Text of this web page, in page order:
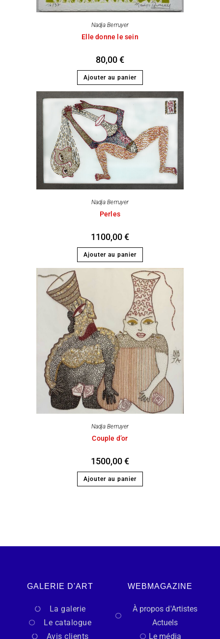
Nadja Berruyer
Elle donne le sein
80,00€
Ajouter au panier
Nadja Berruyer
Perles
1100,00€
Ajouter au panier
Nadja Berruyer
Couple d’or
1500,00€
Ajouter au panier
GALERIE D'ART
La galerie
Le catalogue
Avis clients
WEBMAGAZINE
À propos d'Artistes
Actuels
Le média